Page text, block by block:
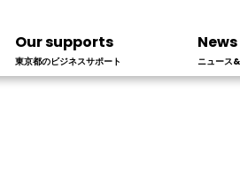
Our supports
東京都のビジネスサポート ニュース